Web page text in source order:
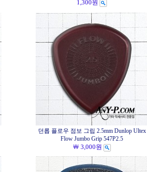
1,300원
던롭 플로우 점보 그립 2.5mm Dunlop Ultex
Flow Jumbo Grip 547P2.5
￦ 3,000원